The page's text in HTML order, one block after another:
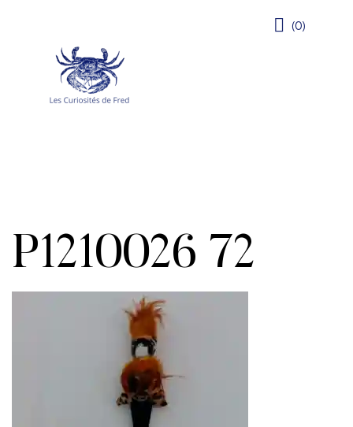
(0)
P1210026 72